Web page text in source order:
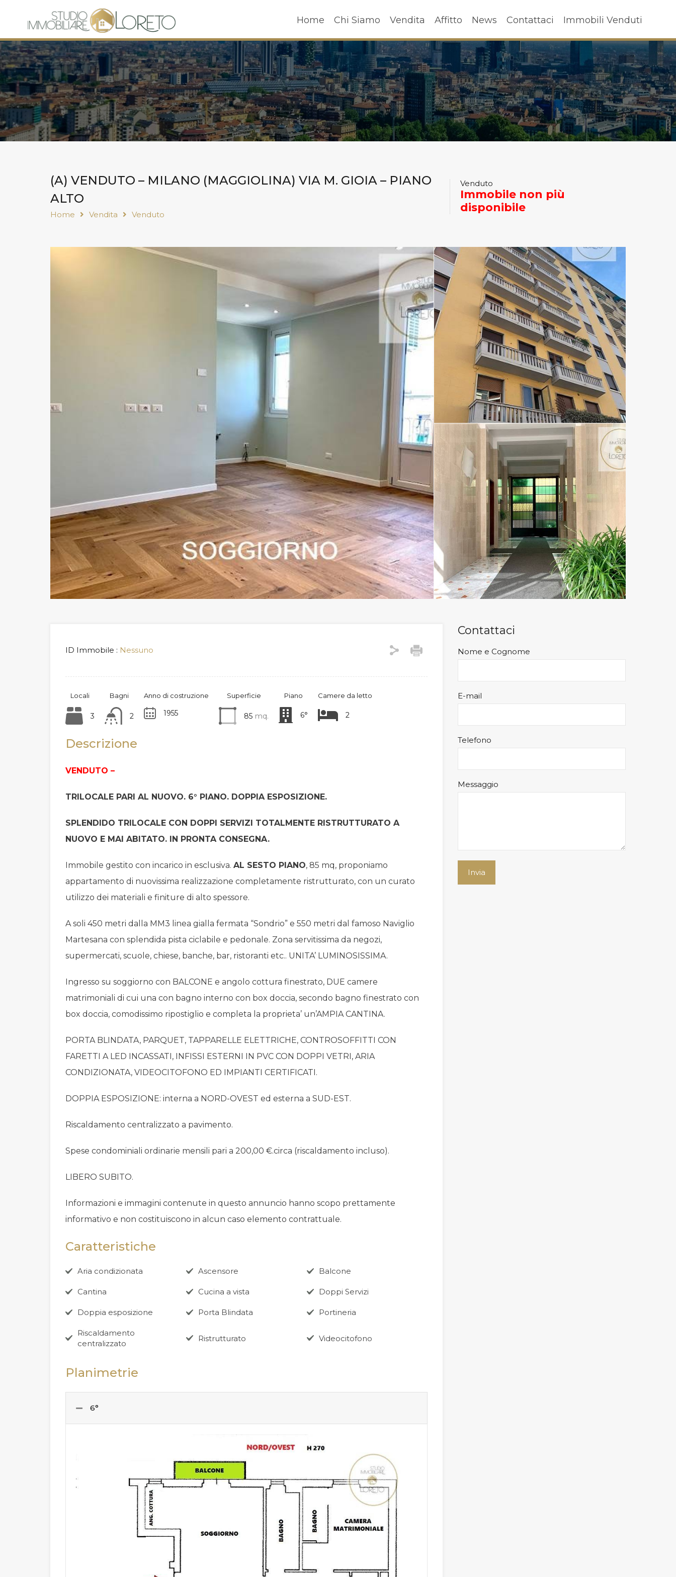
Home Chi Siamo Vendita Affitto News Contattaci Immobili Venduti
Home Chi Siamo Vendita Affitto News Contattaci Immobili Venduti
(A) VENDUTO – MILANO (MAGGIOLINA) VIA M. GIOIA – PIANO
ALTO
Home Vendita Venduto
Venduto
Immobile non più
disponibile
ID Immobile : Nessuno
Locali
3
Bagni
2
Anno di costruzione
1955
Superficie
85 mq.
Piano
6°
Camere da letto
2
Descrizione
VENDUTO –
TRILOCALE PARI AL NUOVO. 6° PIANO. DOPPIA ESPOSIZIONE.
SPLENDIDO TRILOCALE CON DOPPI SERVIZI TOTALMENTE RISTRUTTURATO A
NUOVO E MAI ABITATO. IN PRONTA CONSEGNA.
Immobile gestito con incarico in esclusiva. AL SESTO PIANO, 85 mq, proponiamo
appartamento di nuovissima realizzazione completamente ristrutturato, con un curato
utilizzo dei materiali e finiture di alto spessore.
A soli 450 metri dalla MM3 linea gialla fermata “Sondrio” e 550 metri dal famoso Naviglio
Martesana con splendida pista ciclabile e pedonale. Zona servitissima da negozi,
supermercati, scuole, chiese, banche, bar, ristoranti etc.. UNITA’ LUMINOSISSIMA.
Ingresso su soggiorno con BALCONE e angolo cottura finestrato, DUE camere
matrimoniali di cui una con bagno interno con box doccia, secondo bagno finestrato con
box doccia, comodissimo ripostiglio e completa la proprieta’ un’AMPIA CANTINA.
PORTA BLINDATA, PARQUET, TAPPARELLE ELETTRICHE, CONTROSOFFITTI CON
FARETTI A LED INCASSATI, INFISSI ESTERNI IN PVC CON DOPPI VETRI, ARIA
CONDIZIONATA, VIDEOCITOFONO ED IMPIANTI CERTIFICATI.
DOPPIA ESPOSIZIONE: interna a NORD-OVEST ed esterna a SUD-EST.
Riscaldamento centralizzato a pavimento.
Spese condominiali ordinarie mensili pari a 200,00 €.circa (riscaldamento incluso).
LIBERO SUBITO.
Informazioni e immagini contenute in questo annuncio hanno scopo prettamente
informativo e non costituiscono in alcun caso elemento contrattuale.
Caratteristiche
Aria condizionata Ascensore Balcone
Cantina Cucina a vista Doppi Servizi
Doppia esposizione Porta Blindata Portineria
Riscaldamento
centralizzato
Ristrutturato Videocitofono
Planimetrie
6°
Contattaci
Nome e Cognome
E-mail
Telefono
Messaggio